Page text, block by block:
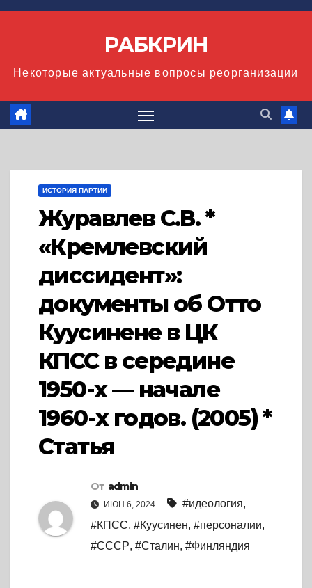
Перейти
РАБКРИН
Некоторые актуальные вопросы реорганизации
ИСТОРИЯ ПАРТИИ
Журавлев С.В. *
«Кремлевский
диссидент»:
документы об Отто
Куусинене в ЦК
КПСС в середине
1950-х — начале
1960-х годов. (2005) *
Статья
От admin
ИЮН 6, 2024 #идеология,
#КПСС, #Куусинен, #персоналии,
#СССР, #Сталин, #Финляндия